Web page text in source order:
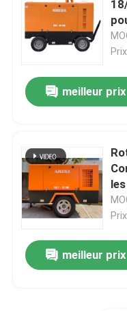
Réfrigérés Air
Équipement de
installation de
meilleur prix
meilleur prix